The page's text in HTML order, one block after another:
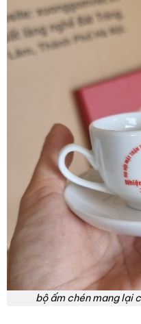
bộ ấm chén mang lại